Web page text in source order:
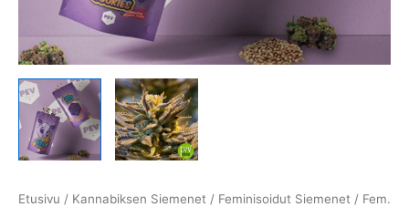
Etusivu / Kannabiksen Siemenet / Feminisoidut Siemenet / Fem.